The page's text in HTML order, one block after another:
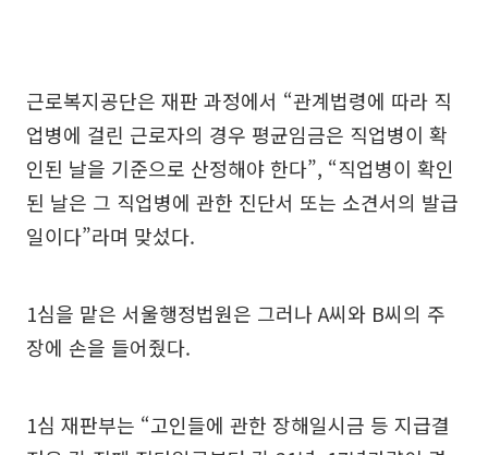
근로복지공단은 재판 과정에서 “관계법령에 따라 직
업병에 걸린 근로자의 경우 평균임금은 직업병이 확
인된 날을 기준으로 산정해야 한다”, “직업병이 확인
된 날은 그 직업병에 관한 진단서 또는 소견서의 발급
일이다”라며 맞섰다.
1심을 맡은 서울행정법원은 그러나 A씨와 B씨의 주
장에 손을 들어줬다.
1심 재판부는 “고인들에 관한 장해일시금 등 지급결